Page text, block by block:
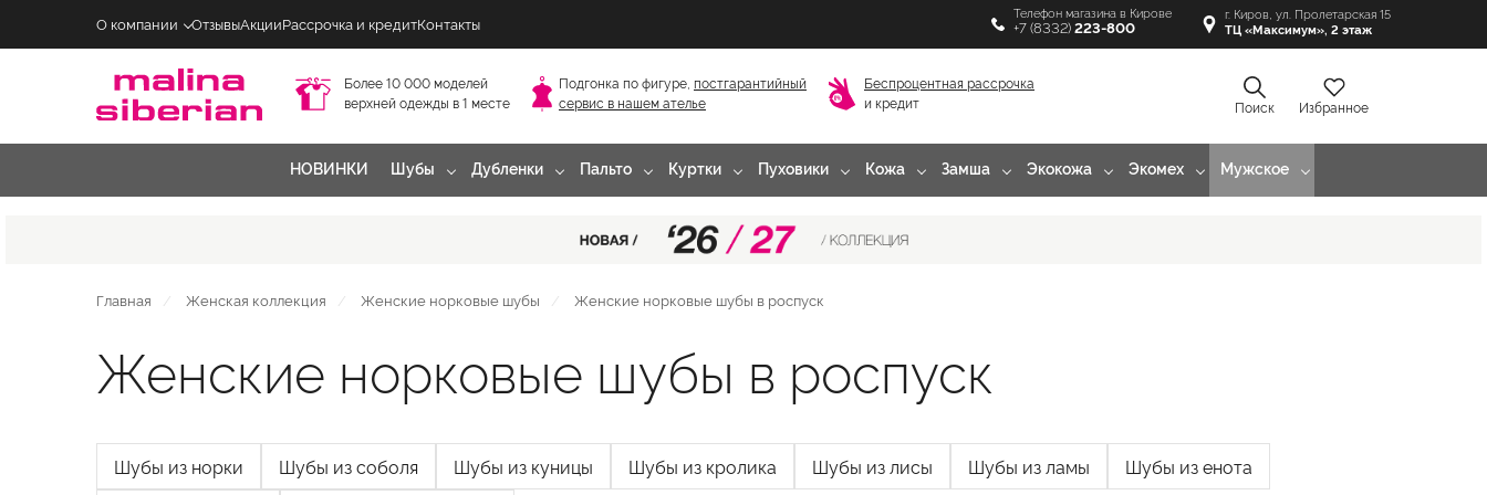
О компании ОтзывыАкцииРассрочка и кредитКонтакты
Телефон магазина в Кирове
+7 (8332) 223-800
г. Киров, ул. Пролетарская 15
ТЦ «Максимум», 2 этаж
Более 10 000 моделей
верхней одежды в 1 месте
Подгонка по фигуре, постгарантийный
сервис в нашем ателье
Беспроцентная рассрочка
и кредит
Поиск Избранное
НОВИНКИ Шубы Дубленки Пальто Куртки Пуховики Кожа Замша Экокожа Экомех Мужское
Главная Женская коллекция Женские норковые шубы Женские норковые шубы в роспуск
Женские норковые шубы в роспуск
Шубы из норки Шубы из соболя Шубы из куницы Шубы из кролика Шубы из лисы Шубы из ламы
Шубы из енота